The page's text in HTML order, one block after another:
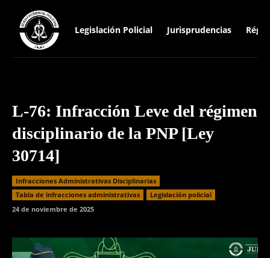
Legislación Policial Jurisprudencias
L-76: Infracción Leve del régimen
disciplinario de la PNP [Ley
30714]
Infracciones Administrativas Disciplinarias
⁠Tabla de infracciones administrativas
Legislación policial
24 de noviembre de 2025